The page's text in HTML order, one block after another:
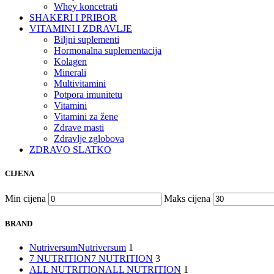
Whey koncetrati
SHAKERI I PRIBOR
VITAMINI I ZDRAVLJE
Biljni suplementi
Hormonalna suplementacija
Kolagen
Minerali
Multivitamini
Potpora imunitetu
Vitamini
Vitamini za žene
Zdrave masti
Zdravlje zglobova
ZDRAVO SLATKO
CIJENA
Min cijena Maks cijena
BRAND
NutriversumNutriversum 1
7 NUTRITION7 NUTRITION 3
ALL NUTRITIONALL NUTRITION 1